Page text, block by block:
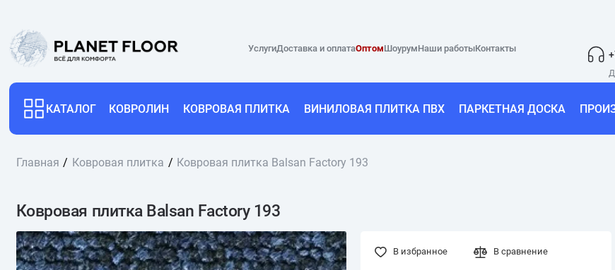
УслугиДоставка и оплатаОптомШоурумНаши работыКонтакты
КАТАЛОГ КОВРОЛИН КОВРОВАЯ ПЛИТКА ВИНИЛОВАЯ ПЛИТКА ПВХ ПАРКЕТНАЯ ДОСКА
Главная Ковровая плитка Ковровая плитка Balsan Factory 193
Ковровая плитка Balsan Factory 193
В избранное В сравнение